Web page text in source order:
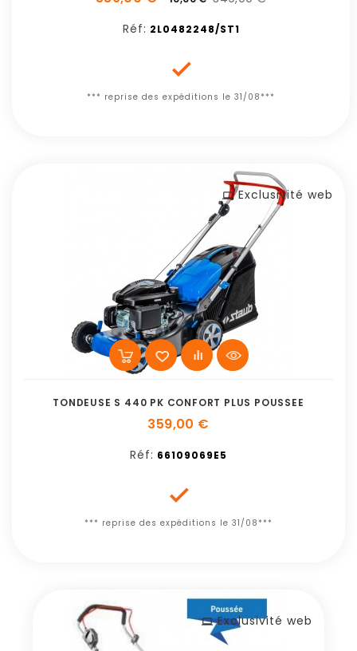
Réf: 2L0482248/ST1

*** reprise des expéditions le 31/08***
Exclusivité web
TONDEUSE S 440 PK CONFORT PLUS POUSSEE
359,00 €
Réf: 66109069E5

*** reprise des expéditions le 31/08***
Exclusivité web